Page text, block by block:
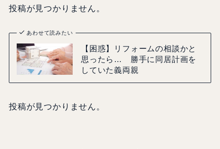
投稿が見つかりません。
あわせて読みたい
【困惑】リフォームの相談かと
思ったら… 勝手に同居計画を
していた義両親
投稿が見つかりません。